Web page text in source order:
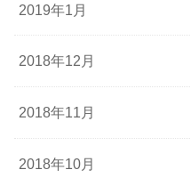
2019年1月
2018年12月
2018年11月
2018年10月